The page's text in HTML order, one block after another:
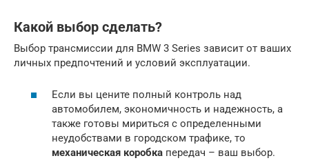
Какой выбор сделать?
Выбор трансмиссии для BMW 3 Series зависит от ваших
личных предпочтений и условий эксплуатации.
Если вы цените полный контроль над
автомобилем, экономичность и надежность, а
также готовы мириться с определенными
неудобствами в городском трафике, то
механическая коробка передач – ваш выбор.